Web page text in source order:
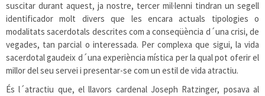
suscitar durant aquest, ja nostre, tercer mil·lenni tindran un segell
identificador molt divers que les encara actuals tipologies o
modalitats sacerdotals descrites com a conseqüència d´una crisi, de
vegades, tan parcial o interessada. Per complexa que sigui, la vida
sacerdotal gaudeix d´una experiència mística per la qual pot oferir el
millor del seu servei i presentar-se com un estil de vida atractiu.
És l´atractiu que, el llavors cardenal Joseph Ratzinger, posava al